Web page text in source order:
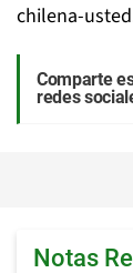
chilena-
Comparte
redes
Notas